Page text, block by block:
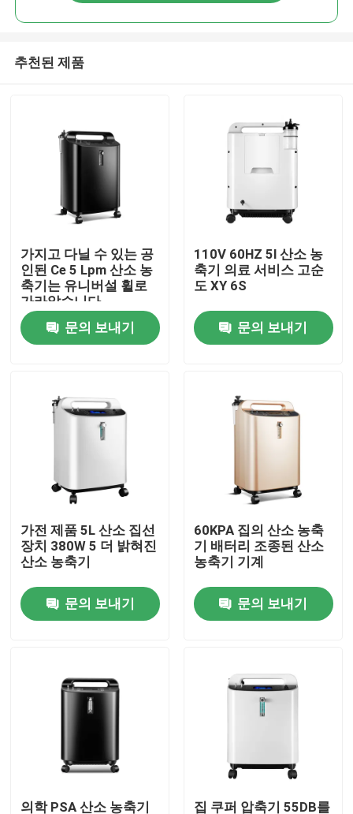
제품
공장 여행
품질 관리
연락주세요
전기 테이프 디스펜서
턴테이블 테이프 디스펜서
자동 테이프 디스펜서
추천된 제품
가지고 다닐 수 있는 공
인된 Ce 5 Lpm 산소 농
축기는 유니버설 휠로
가라앉습니다
문의 보내기
110V 60HZ 5l 산소 농
축기 의료 서비스 고순
도 XY 6S
문의 보내기
가전 제품 5L 산소 집선
장치 380W 5 더 밝혀진
산소 농축기
문의 보내기
60KPA 집의 산소 농축
기 배터리 조종된 산소
농축기 기계
문의 보내기
의학 PSA 산소 농축기 집 쿠퍼 압축기 55DB를